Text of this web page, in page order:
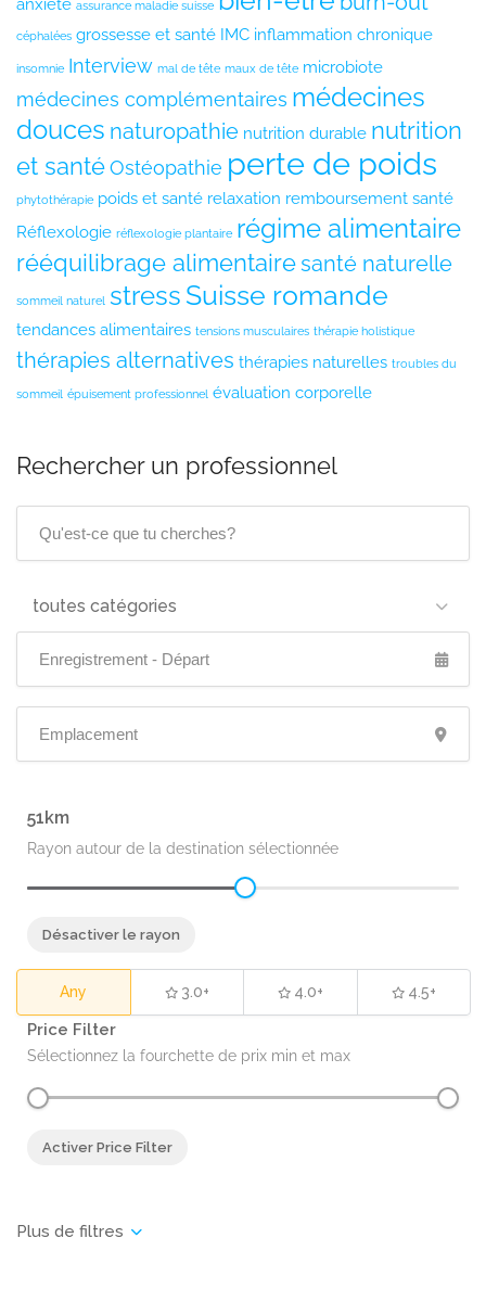
anxiété assurance maladie suisse
céphalées grossesse et santé IMC inflammation chronique
insomnie Interview mal de tête maux de tête microbiote
médecines complémentaires médecines
douces naturopathie nutrition durable nutrition
et santéOstéopathie perte de poids
phytothérapie poids et santé relaxation remboursement santé
Réflexologie réflexologie plantaire régime alimentaire
rééquilibrage alimentairesanté naturelle
sommeil naturel stress Suisse romande
tendances alimentaires tensions musculaires thérapie holistique
thérapies alternatives thérapies naturelles troubles du
sommeil épuisement professionnel évaluation corporelle
Rechercher un professionnel
toutes catégories
51
Rayon autour de la destination sélectionnée
Désactiver le rayon
Any 3.0+ 4.0+ 4.5+
Price Filter
Sélectionnez la fourchette de prix min et max
Activer Price Filter